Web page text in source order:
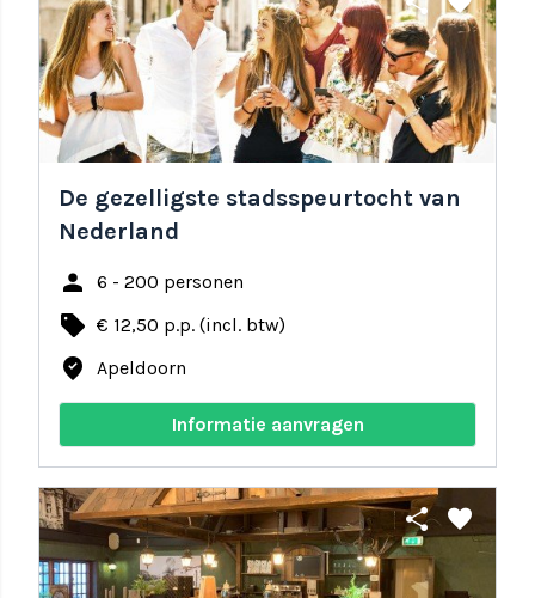
De gezelligste stadsspeurtocht van
Nederland
person 6 - 200 personen
local_offer € 12,50 p.p. (incl. btw)
where_to_vote Apeldoorn
Informatie aanvragen
share favorite